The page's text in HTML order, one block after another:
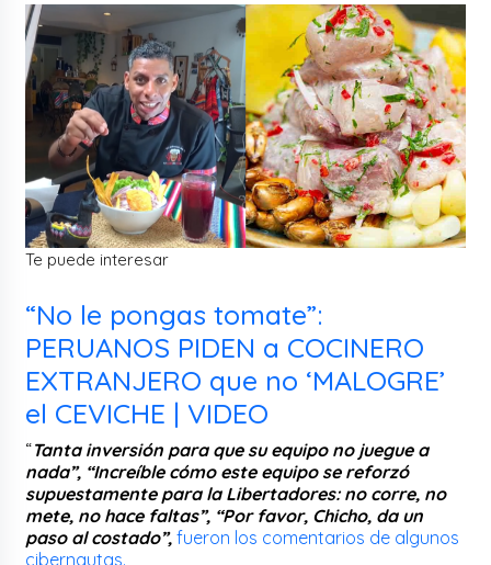
Te puede interesar
“No le pongas tomate”:
PERUANOS PIDEN a COCINERO
EXTRANJERO que no ‘MALOGRE’
el CEVICHE | VIDEO
“Tanta inversión para que su equipo no juegue a
nada”, “Increíble cómo este equipo se reforzó
supuestamente para la Libertadores: no corre, no
mete, no hace faltas”, “Por favor, Chicho, da un
paso al costado”, fueron los comentarios de algunos
cibernautas.